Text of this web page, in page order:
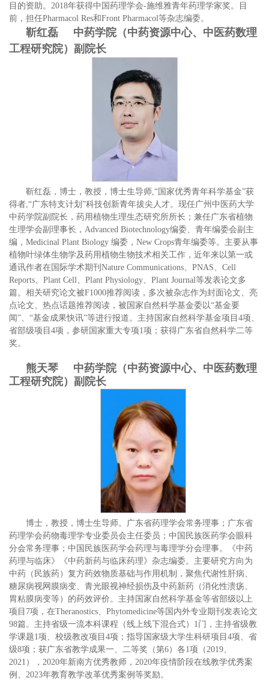
目的资助。2018年获得中国药理学会-施维雅青年药理学家奖。目
前，担任Pharmacol Res和Front Pharmacol等杂志编委。
靳红磊 中药学院（中药资源中心、中医药数理
工程研究院）副院长
靳红磊，博士，教授，博士生导师,“国家优秀青年科学基金”获
得者,“广东特支计划”科技创新青年拔尖人才。现任广州中医药大学
中药学院副院长，药用植物生理生态研究所所长；兼任广东省植物
生理学会副理事长，Advanced Biotechnology编委、青年编委会副主
编，Medicinal Plant Biology 编委，New Crops青年编委等。主要从事
植物叶绿体生物学及药用植物生物技术相关工作，近年来以第一或
通讯作者在国际学术期刊Nature Communications、PNAS、Cell
Reports、Plant Cell、Plant Physiology、Plant Journal等发表论文多
篇。相关研究论文被F1000推荐阅读，多次被杂志作为封面论文、亮
点论文、热点话题推荐阅读，被国家自然科学基金委以“基金要
闻”、“基金成果快讯”等进行报道。主持国家自然科学基金项目4项、
省部级项目4项，参研国家重大专项1项；获得广东省自然科学二等
奖。
熊天琴 中药学院（中药资源中心、中医药数理
工程研究院）副院长
博士，教授，博士生导师。广东省药理学会常务理事；广东省
药理学会药物毒理学专业委员会主任委员；中国民族医药学会眼科
分会常务理事；中国民族医药学会药理与毒理学分会理事。《中药
药理与临床》《中药新药与临床药理》杂志编委。主要研究方向为
中药（民族药）复方药效物质基础与作用机制，聚焦代谢性肝病、
糖尿病视网膜病变、青光眼视神经损伤及中药新药（消化性溃疡、
胃粘膜病变等）的药效评价。主持国家自然科学基金等省部级以上
项目7项，在Theranostics、Phytomedicine等国内外专业期刊发表论文
98篇。主持省级一流本科课程（线上线下混合式）1门，主持省级教
学课题1项、校级教改项目4项；指导国家级大学生科研项目4项、省
级8项；获广东省教学成果一、二等奖（第6）各1项（2019、
2021），2020年新南方优秀教师，2020年疫情阶段在线教学优秀案
例、2023年教育教学改革优秀案例等奖励。